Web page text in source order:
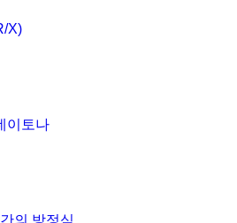
X)
이토나
의 방정식